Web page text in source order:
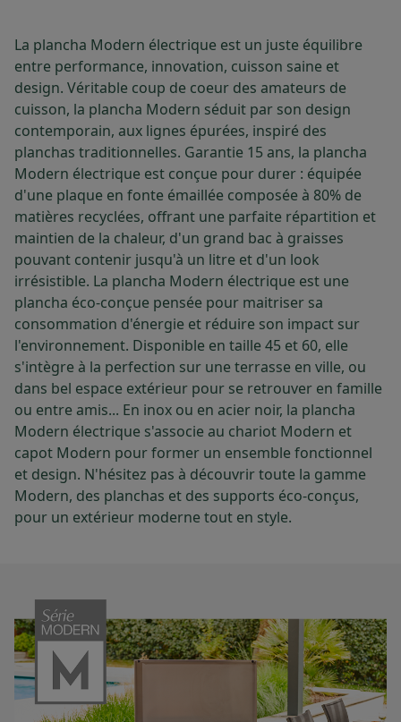
La plancha Modern électrique est un juste équilibre
entre performance, innovation, cuisson saine et
design. Véritable coup de coeur des amateurs de
cuisson, la plancha Modern séduit par son design
contemporain, aux lignes épurées, inspiré des
planchas traditionnelles. Garantie 15 ans, la plancha
Modern électrique est conçue pour durer : équipée
d'une plaque en fonte émaillée composée à 80% de
matières recyclées, offrant une parfaite répartition et
maintien de la chaleur, d'un grand bac à graisses
pouvant contenir jusqu'à un litre et d'un look
irrésistible. La plancha Modern électrique est une
plancha éco-conçue pensée pour maitriser sa
consommation d'énergie et réduire son impact sur
l'environnement. Disponible en taille 45 et 60, elle
s'intègre à la perfection sur une terrasse en ville, ou
dans bel espace extérieur pour se retrouver en famille
ou entre amis... En inox ou en acier noir, la plancha
Modern électrique s'associe au chariot Modern et
capot Modern pour former un ensemble fonctionnel
et design. N'hésitez pas à découvrir toute la gamme
Modern, des planchas et des supports éco-conçus,
pour un extérieur moderne tout en style.